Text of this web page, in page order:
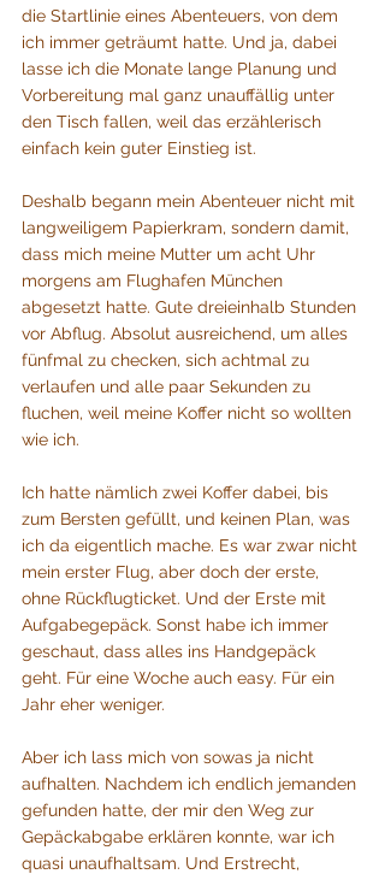
die Startlinie eines Abenteuers, von dem
ich immer geträumt hatte. Und ja, dabei
lasse ich die Monate lange Planung und
Vorbereitung mal ganz unauffällig unter
den Tisch fallen, weil das erzählerisch
einfach kein guter Einstieg ist.
Deshalb begann mein Abenteuer nicht mit
langweiligem Papierkram, sondern damit,
dass mich meine Mutter um acht Uhr
morgens am Flughafen München
abgesetzt hatte. Gute dreieinhalb Stunden
vor Abflug. Absolut ausreichend, um alles
fünfmal zu checken, sich achtmal zu
verlaufen und alle paar Sekunden zu
fluchen, weil meine Koffer nicht so wollten
wie ich.
Ich hatte nämlich zwei Koffer dabei, bis
zum Bersten gefüllt, und keinen Plan, was
ich da eigentlich mache. Es war zwar nicht
mein erster Flug, aber doch der erste,
ohne Rückflugticket. Und der Erste mit
Aufgabegepäck. Sonst habe ich immer
geschaut, dass alles ins Handgepäck
geht. Für eine Woche auch easy. Für ein
Jahr eher weniger.
Aber ich lass mich von sowas ja nicht
aufhalten. Nachdem ich endlich jemanden
gefunden hatte, der mir den Weg zur
Gepäckabgabe erklären konnte, war ich
quasi unaufhaltsam. Und Erstrecht,